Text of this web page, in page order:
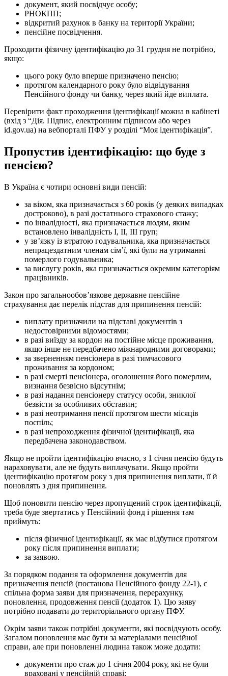
документ, який посвідчує особу;
РНОКПП;
відкритий рахунок в банку на території України;
пенсійне посвідчення.
Проходити фізичну ідентифікацію до 31 грудня не потрібно,
якщо:
цього року було вперше призначено пенсію;
протягом календарного року було відвідування
Пенсійного фонду чи банку, через який йде виплата.
Перевірити факт проходження ідентифікації можна в кабінеті
(вхід з “Дія. Підпис, електронним підписом або через
id.gov.ua) на вебпорталі ПФУ у розділі “Моя ідентифікація”.
Пропустив ідентифікацію: що буде з
пенсією?
В Україна є чотири основні види пенсій:
за віком, яка призначається з 60 років (у деяких випадках
достроково), в разі достатнього страхового стажу;
по інвалідності, яка призначається людям, яким
встановлено інвалідність І, ІІ, ІІІ груп;
у зв’язку із втратою годувальника, яка призначається
непрацездатним членам сім’ї, які були на утриманні
померлого годувальника;
за вислугу років, яка призначається окремим категоріям
працівників.
Закон про загальнообов’язкове державне пенсійне
страхування дає перелік підстав для припинення пенсій:
виплату призначили на підставі документів з
недостовірними відомостями;
в разі виїзду за кордон на постійне місце проживання,
якщо інше не передбачено міжнародними договорами;
за зверненням пенсіонера в разі тимчасового
проживання за кордоном;
в разі смерті пенсіонера, оголошення його померлим,
визнання безвісно відсутнім;
в разі надання пенсіонеру статусу особи, зниклої
безвісти за особливих обставин;
в разі неотримання пенсії протягом шести місяців
поспіль;
в разі непроходження фізичної ідентифікації, яка
передбачена законодавством.
Якщо не пройти ідентифікацію вчасно, з 1 січня пенсію будуть
нараховувати, але не будуть виплачувати. Якщо пройти
ідентифікацію протягом року з дня припинення виплати, її й
поновлять з дня припинення.
Щоб поновити пенсію через пропущений строк ідентифікації,
треба буде звертатись у Пенсійний фонд і рішення там
приймуть:
після фізичної ідентифікації, як має відбутися протягом
року після припинення виплати;
за заявою.
За порядком подання та оформлення документів для
призначення пенсій (постанова Пенсійного фонду 22-1), є
спільна форма заяви для призначення, перерахунку,
поновлення, продовження пенсії (додаток 1). Цю заяву
потрібно подавати до територіального органу ПФУ.
Окрім заяви також потрібні документи, які посвідчують особу.
Загалом поновлення має бути за матеріалами пенсійної
справи, але при поновленні людина також може додати:
документи про стаж до 1 січня 2004 року, які не були
враховані у пенсійній справі;